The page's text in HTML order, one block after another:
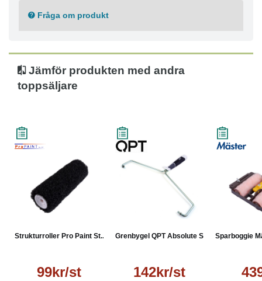
Fråga om produkt
Jämför produkten med andra
toppsäljare
Strukturroller Pro Paint St...
99kr/st
Grenbygel QPT Absolute Stål...
142kr/st
Sparboggie